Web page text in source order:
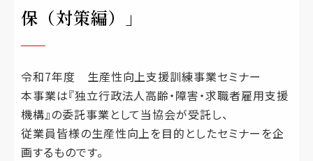
保（対策編）」
令和7年度 生産性向上支援訓練事業セミナー
本事業は『独立行政法人高齢・障害・求職者雇用支援
機構』の委託事業として当協会が受託し、
従業員皆様の生産性向上を目的としたセミナーを企
画するものです。